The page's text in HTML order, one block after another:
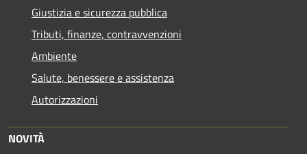
Giustizia e sicurezza pubblica
Tributi, finanze, contravvenzioni
Ambiente
Salute, benessere e assistenza
Autorizzazioni
NOVITÀ